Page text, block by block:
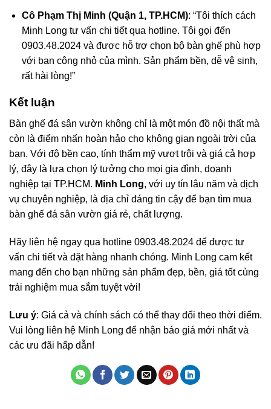
Cô Phạm Thị Minh (Quận 1, TP.HCM): “Tôi thích cách
Minh Long tư vấn chi tiết qua hotline. Tôi gọi đến
0903.48.2024và được hỗ trợ chọn bộ bàn ghế phù hợp
với ban công nhỏ của mình. Sản phẩm bền, dễ vệ sinh,
rất hài lòng!”
Kết luận
Bàn ghế đá sân vườn không chỉ là một món đồ nội thất mà
còn là điểm nhấn hoàn hảo cho không gian ngoài trời của
bạn. Với độ bền cao, tính thẩm mỹ vượt trội và giá cả hợp
lý, đây là lựa chọn lý tưởng cho mọi gia đình, doanh
nghiệp tại TP.HCM. Minh Long, với uy tín lâu năm và dịch
vụ chuyên nghiệp, là địa chỉ đáng tin cậy để bạn tìm mua
bàn ghế đá sân vườn giá rẻ, chất lượng.
Hãy liên hệ ngay qua hotline 0903.48.2024 để được tư
vấn chi tiết và đặt hàng nhanh chóng. Minh Long cam kết
mang đến cho bạn những sản phẩm đẹp, bền, giá tốt cùng
trải nghiệm mua sắm tuyệt vời!
Lưu ý: Giá cả và chính sách có thể thay đổi theo thời điểm.
Vui lòng liên hệ Minh Long để nhận báo giá mới nhất và
các ưu đãi hấp dẫn!